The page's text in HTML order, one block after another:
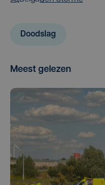
Doodslag
Meest gelezen